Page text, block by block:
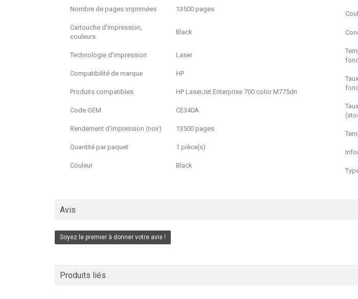
Nombre de pages imprimées 13500 pages
Cartouche d'impression,
couleurs
Black
Technologie d'impression Laser
Compatibilité de marque HP
Produits compatibles HP LaserJet Enterprise 700 color M775dn
Code OEM CE340A
Rendement d'impression (noir) 13500 pages
Quantité par paquet 1 pièce(s)
Couleur Black
Avis
Soyez le premier à donner votre avis !
Produits liés